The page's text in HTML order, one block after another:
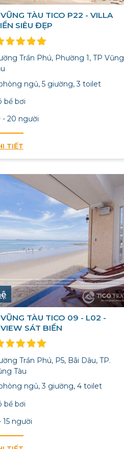
TÀU TICO P22 - VILLA
SIÊU ĐẸP
Trần Phú, Phường 1, TP Vũng
ngủ, 5 giường, 3 toilet
bể bơi
- 20 người
TIẾT
TÀU TICO 09 - L02 -
SÁT BIỂN
Trần Phú, P5, Bãi Dâu, TP.
Tàu
ngủ, 3 giường, 4 toilet
bể bơi
15 người